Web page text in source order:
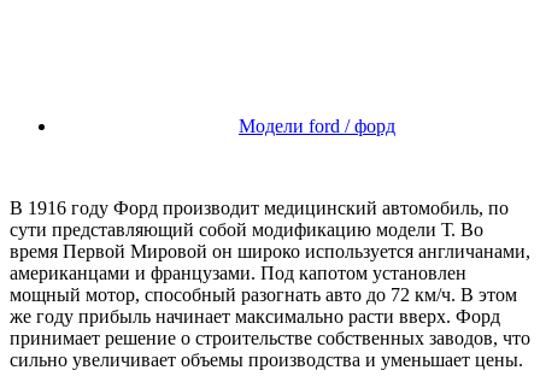
Модели ford / форд
В 1916 году Форд производит медицинский автомобиль, по
сути представляющий собой модификацию модели Т. Во
время Первой Мировой он широко используется англичанами,
американцами и французами. Под капотом установлен
мощный мотор, способный разогнать авто до 72 км/ч. В этом
же году прибыль начинает максимально расти вверх. Форд
принимает решение о строительстве собственных заводов, что
сильно увеличивает объемы производства и уменьшает цены.